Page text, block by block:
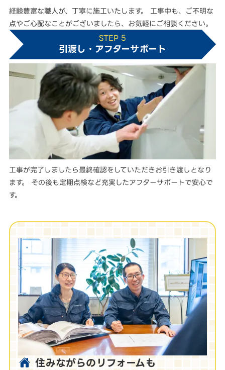
経験豊富な職人が、丁寧に施工いたします。 工事中も、ご不明な
点やご心配なことがございましたら、お気軽にご相談ください。
STEP 5
引渡し・アフターサポート
工事が完了しましたら最終確認をしていただきお引き渡しとなり
ます。 その後も定期点検など充実したアフターサポートで安心で
す。
住みながらのリフォームも